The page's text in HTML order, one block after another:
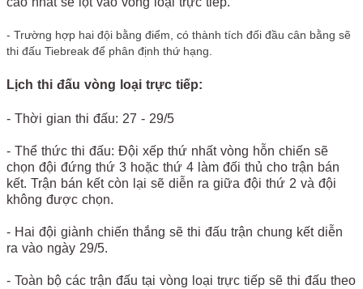
- Trường hợp hai đội bằng điểm, có thành tích đối đầu cân bằng sẽ
thi đấu Tiebreak để phân định thứ hạng.
Lịch thi đấu vòng loại trực tiếp:
- Thời gian thi đấu: 27 - 29/5
- Thể thức thi đấu: Đội xếp thứ nhất vòng hỗn chiến sẽ
chọn đội đứng thứ 3 hoặc thứ 4 làm đối thủ cho trận bán
kết. Trận bán kết còn lại sẽ diễn ra giữa đội thứ 2 và đội
không được chọn.
- Hai đội giành chiến thắng sẽ thi đấu trận chung kết diễn
ra vào ngày 29/5.
- Toàn bộ các trận đấu tại vòng loại trực tiếp sẽ thi đấu theo